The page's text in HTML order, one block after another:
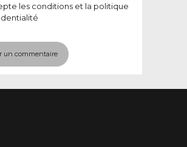
les conditions et la politique